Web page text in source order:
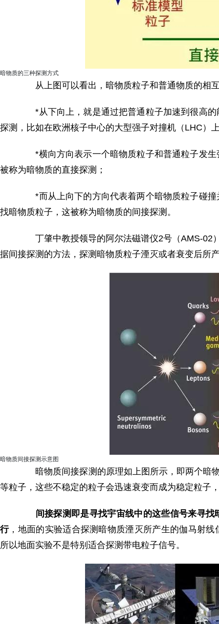
暗物质的三种探测方式
从上图可以看出，暗物质粒子和普通物质的相
*从下向上，就是通过把普通粒子加速到很高的
探测，比如在欧洲核子中心的大型强子对撞机（LHC）
*横向方向表示一个暗物质粒子和普通粒子发生
被称为暗物质的直接探测；
*而从上向下的方向代表着两个暗物质粒子碰撞
找暗物质粒子，这被称为暗物质的间接探测。
丁肇中教授领导的阿尔法磁谱仪2号（AMS-02）
据间接探测的方法，探测暗物质粒子湮灭或者衰变后所
暗物质间接探测示意图
暗物质间接探测的原理如上图所示，即两个暗物
等粒子，这些不稳定的粒子会迅速衰变而成为稳定粒子
间接探测即是寻找宇宙线中的这些信号来寻
行，地面的实验适合探测暗物质湮灭所产生的伽马射
所以地面实验不是特别适合探测带电粒子信号。